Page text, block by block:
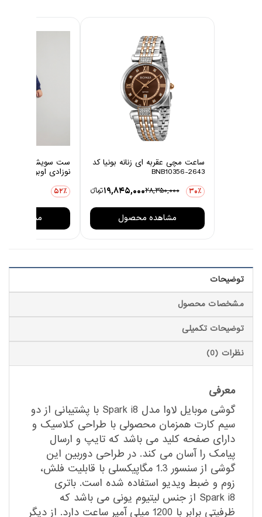
ساعت مچی عقربه ای زنانه بونیا کد
BNB10356-2643
30٪ 28,350,000
19,845,000تومانءء
مشاهده محصول
ست سویشرت و
نوزادی اوبوکو مدل
52٪
مشاهده
توضیحات
مشخصات محصول
توضیحات تکمیلی
نظرات (0)
معرفی
گوشی موبایل لاوا مدل Spark i8 با پشتیبانی از دو
سیم کارت همزمان محصولی با طراحی کلاسیک و
دارای صفحه کلید می باشد که تایپ و ارسال
پیامک را آسان می کند. در طراحی دوربین این
گوشی از سنسور 1.3 مگاپیکسلی با قابلیت فلش،
زوم و ضبط ویدیو استفاده شده است. باتری
Spark i8 از جنس لیتیوم یونی می باشد که
ظرفیتی برابر با 1200 میلی آمپر ساعت دارد. از دیگر